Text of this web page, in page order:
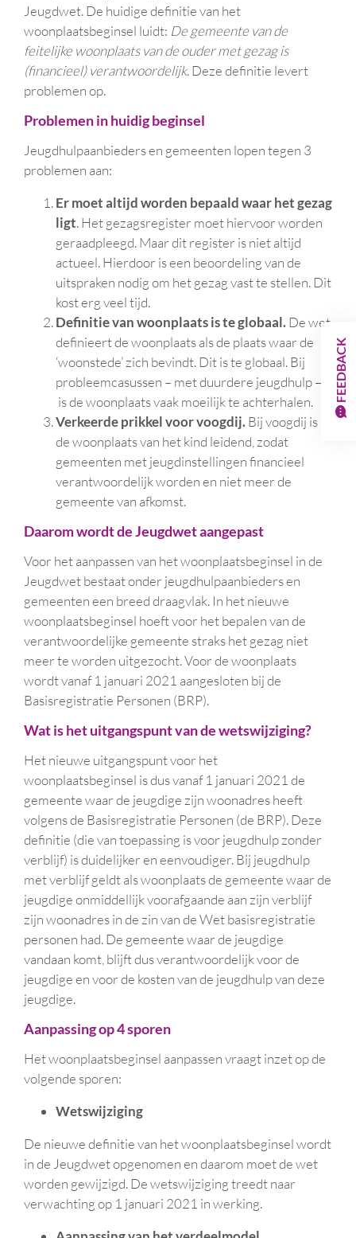
Jeugdwet. De huidige definitie van het
woonplaatsbeginsel luidt: De gemeente van de
feitelijke woonplaats van de ouder met gezag is
(financieel) verantwoordelijk. Deze definitie levert
problemen op.
Problemen in huidig beginsel
Jeugdhulpaanbieders en gemeenten lopen tegen 3
problemen aan:
Er moet altijd worden bepaald waar het gezag
ligt. Het gezagsregister moet hiervoor worden
geraadpleegd. Maar dit register is niet altijd
actueel. Hierdoor is een beoordeling van de
uitspraken nodig om het gezag vast te stellen. Dit
kost erg veel tijd.
Definitie van woonplaats is te globaal.De wet
definieert de woonplaats als de plaats waar de
‘woonstede’ zich bevindt. Dit is te globaal. Bij
probleemcasussen – met duurdere jeugdhulp –
is de woonplaats vaak moeilijk te achterhalen.
Verkeerde prikkel voor voogdij.Bij voogdij is
de woonplaats van het kind leidend, zodat
gemeenten met jeugdinstellingen financieel
verantwoordelijk worden en niet meer de
gemeente van afkomst.
Daarom wordt de Jeugdwet aangepast
Voor het aanpassen van het woonplaatsbeginsel in de
Jeugdwet bestaat onder jeugdhulpaanbieders en
gemeenten een breed draagvlak. In het nieuwe
woonplaatsbeginsel hoeft voor het bepalen van de
verantwoordelijke gemeente straks het gezag niet
meer te worden uitgezocht. Voor de woonplaats
wordt vanaf 1 januari 2021 aangesloten bij de
Basisregistratie Personen (BRP).
Wat is het uitgangspunt van de wetswijziging?
Het nieuwe uitgangspunt voor het
woonplaatsbeginsel is dus vanaf 1 januari 2021 de
gemeente waar de jeugdige zijn woonadres heeft
volgens de Basisregistratie Personen (de BRP). Deze
definitie (die van toepassing is voor jeugdhulp zonder
verblijf) is duidelijker en eenvoudiger. Bij jeugdhulp
met verblijf geldt als woonplaats de gemeente waar de
jeugdige onmiddellijk voorafgaande aan zijn verblijf
zijn woonadres in de zin van de Wet basisregistratie
personen had. De gemeente waar de jeugdige
vandaan komt, blijft dus verantwoordelijk voor de
jeugdige en voor de kosten van de jeugdhulp van deze
jeugdige.
Aanpassing op 4 sporen
Het woonplaatsbeginsel aanpassen vraagt inzet op de
volgende sporen:
Wetswijziging
De nieuwe definitie van het woonplaatsbeginsel wordt
in de Jeugdwet opgenomen en daarom moet de wet
worden gewijzigd. De wetswijziging treedt naar
verwachting op 1 januari 2021 in werking.
FEEDBACK